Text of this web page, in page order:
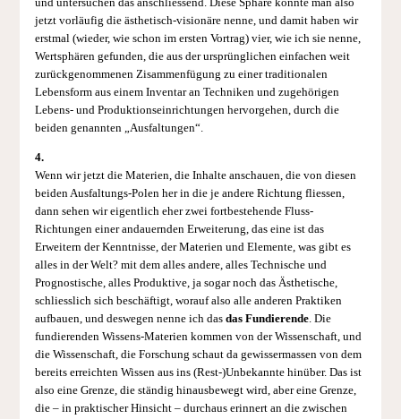
und untersuchen das anschliessend. Diese Sphäre könnte man also
jetzt vorläufig die ästhetisch-visionäre nenne, und damit haben wir
erstmal (wieder, wie schon im ersten Vortrag) vier, wie ich sie nenne,
Wertsphären gefunden, die aus der ursprünglichen einfachen weit
zurückgenommenen Zisammenfügung zu einer traditionalen
Lebensform aus einem Inventar an Techniken und zugehörigen
Lebens- und Produktionseinrichtungen hervorgehen, durch die
beiden genannten „Ausfaltungen“.
4.
Wenn wir jetzt die Materien, die Inhalte anschauen, die von diesen
beiden Ausfaltungs-Polen her in die je andere Richtung fliessen,
dann sehen wir eigentlich eher zwei fortbestehende Fluss-
Richtungen einer andauernden Erweiterung, das eine ist das
Erweitern der Kenntnisse, der Materien und Elemente, was gibt es
alles in der Welt? mit dem alles andere, alles Technische und
Prognostische, alles Produktive, ja sogar noch das Ästhetische,
schliesslich sich beschäftigt, worauf also alle anderen Praktiken
aufbauen, und deswegen nenne ich das das Fundierende. Die
fundierenden Wissens-Materien kommen von der Wissenschaft, und
die Wissenschaft, die Forschung schaut da gewissermassen von dem
bereits erreichten Wissen aus ins (Rest-)Unbekannte hinüber. Das ist
also eine Grenze, die ständig hinausbewegt wird, aber eine Grenze,
die – in praktischer Hinsicht – durchaus erinnert an die zwischen